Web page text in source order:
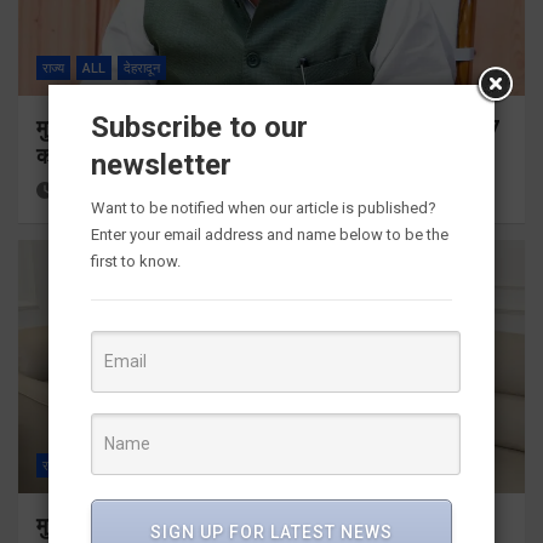
राज्य ALL देहरादून
मुख्यमंत्री ने प्रदान की विभिन्न विकास योजनाओं के लिए 1967
करोड़ की वित्तीय स्वीकृति
राज्य
मुख्यमंत्री से महानिदेशक एनसीसी ने की शिष्टाचार भेंट
Subscribe to our
newsletter
Want to be notified when our article is published?
Enter your email address and name below to be the
first to know.
SIGN UP FOR LATEST NEWS